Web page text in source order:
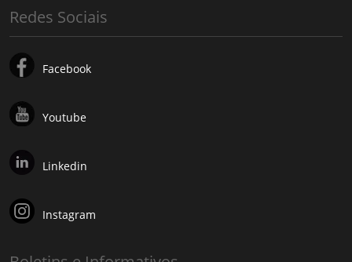
Redes Sociais
Facebook
Youtube
Linkedin
Instagram